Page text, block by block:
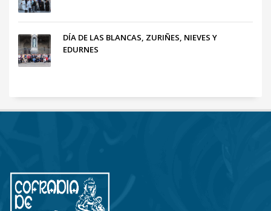
DÍA DE LAS BLANCAS, ZURIÑES, NIEVES Y
EDURNES